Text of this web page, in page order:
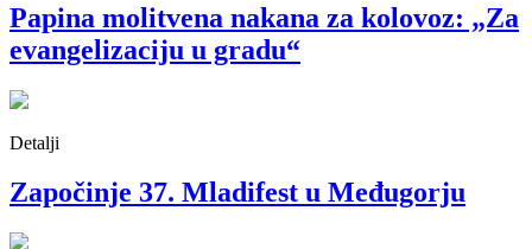
Papina molitvena nakana za kolovoz: „Za
evangelizaciju u gradu“
Detalji
Započinje 37. Mladifest u Međugorju